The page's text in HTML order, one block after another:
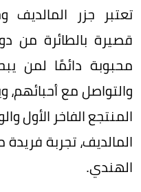
تعتبر جزر
قصيرة بالطائرة من
محبوبة دائمًا لمن
والتواصل مع أحبائهم،
المنتجع الفاخر
المالديف، تجربة
الهندي.